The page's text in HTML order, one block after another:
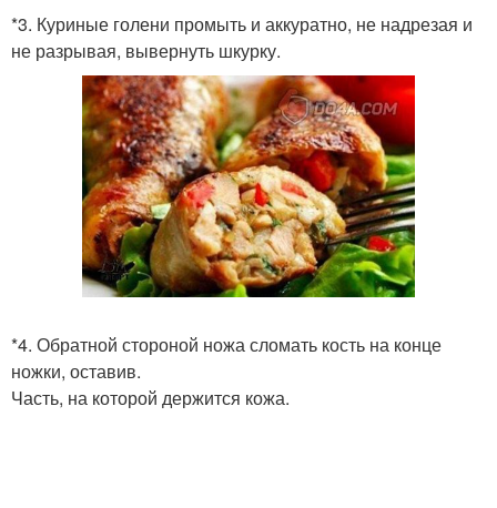
*3. Куриные голени промыть и аккуратно, не надрезая и
не разрывая, вывернуть шкурку.
*4. Обратной стороной ножа сломать кость на конце
ножки, оставив.
Часть, на которой держится кожа.